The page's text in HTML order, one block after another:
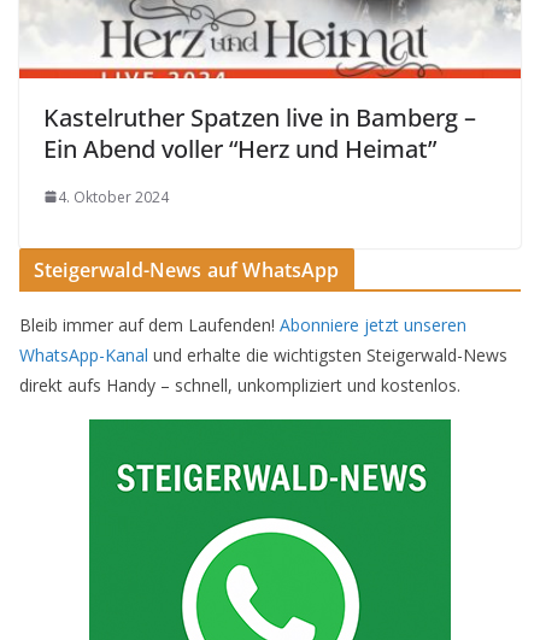
Kastelruther Spatzen live in Bamberg –
Ein Abend voller “Herz und Heimat”
4. Oktober 2024
Steigerwald-News auf WhatsApp
Bleib immer auf dem Laufenden! Abonniere jetzt unseren
WhatsApp-Kanal und erhalte die wichtigsten Steigerwald-News
direkt aufs Handy – schnell, unkompliziert und kostenlos.